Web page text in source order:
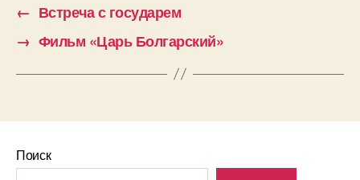
← Встреча с государем
→ Фильм «Царь Болгарский»
Поиск